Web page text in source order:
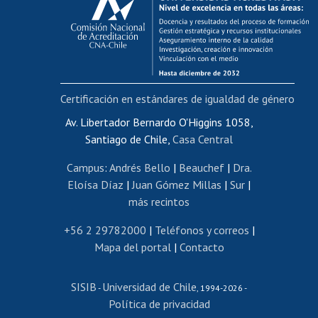
Postulación al AUCAI
Funcionarias/os
Cursos internos de capacitación
Bienestar del personal
Portal de movilidad interna
Certificado de renta
Certificado de renta honorarios
Editar páginas blancas
Extranjeras/os
Revalidación y reconocimiento de títulos
Postulación al Programa de Movilidad Estudiantil
Cursos de español
Av. Libertador Bernardo O'Higgins 1058,
Santiago de Chile, Casa Central
Campus: Andrés Bello | Beauchef| Dra.
Eloísa Díaz |Juan Gómez Millas | Sur |
más recintos
+56 2 29782000 | Teléfonos y correos |
Mapa del portal| Contacto
SISIB - Universidad de Chile, 1994-2026 -
Política de privacidad
Certificación en estándares de igualdad de género